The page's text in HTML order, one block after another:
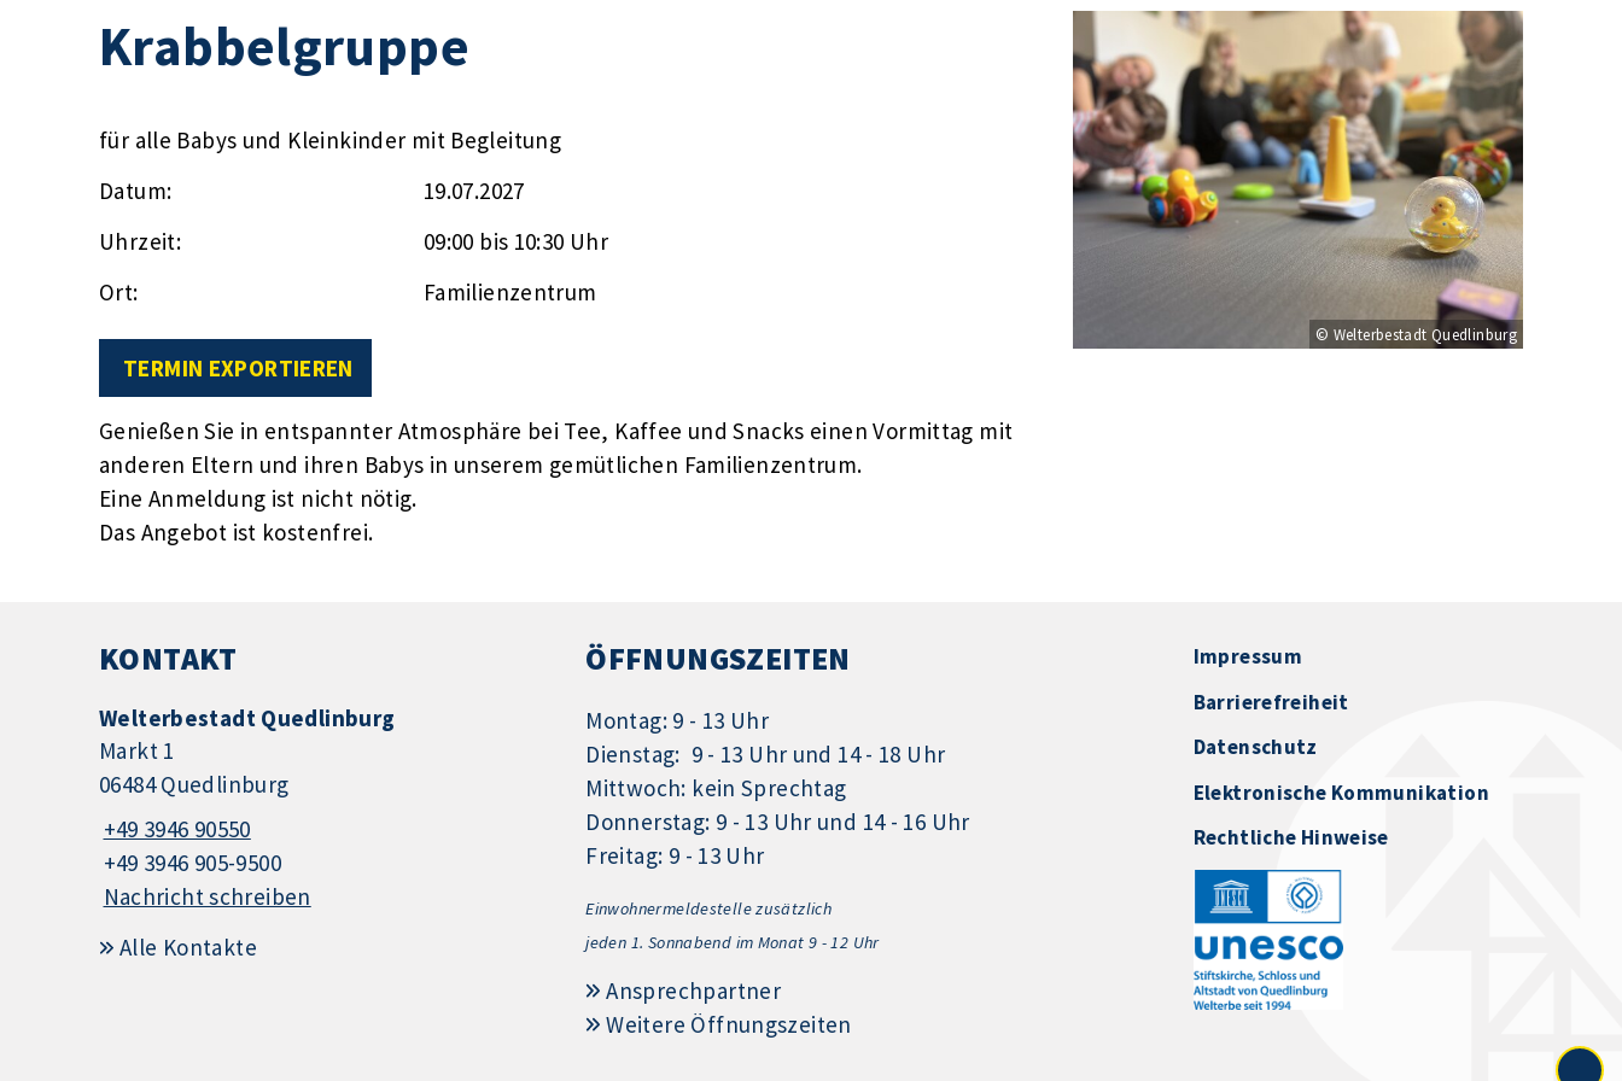
Krabbelgruppe
für alle Babys und Kleinkinder mit Begleitung
Datum:
19.07.2027
Uhrzeit:
09:00 bis 10:30 Uhr
Ort:
Familienzentrum
TERMIN EXPORTIEREN
Genießen Sie in entspannter Atmosphäre bei Tee, Kaffee und Snacks einen Vormittag mit
anderen Eltern und ihren Babys in unserem gemütlichen Familienzentrum.
Eine Anmeldung ist nicht nötig.
Das Angebot ist kostenfrei.
© Welterbestadt Quedlinburg
KONTAKT
Welterbestadt Quedlinburg
Markt 1
06484 Quedlinburg
+49 3946 90550
+49 3946 905-9500
Nachricht schreiben
Alle Kontakte
ÖFFNUNGSZEITEN
Montag: 9 - 13 Uhr
Dienstag: 9 - 13 Uhr und 14 - 18 Uhr
Mittwoch: kein Sprechtag
Donnerstag: 9 - 13 Uhr und 14 - 16 Uhr
Freitag: 9 - 13 Uhr
Einwohnermeldestelle zusätzlich
jeden 1. Sonnabend im Monat 9 - 12 Uhr
Ansprechpartner
Weitere Öffnungszeiten
Impressum
Barrierefreiheit
Datenschutz
Elektronische Kommunikation
Rechtliche Hinweise